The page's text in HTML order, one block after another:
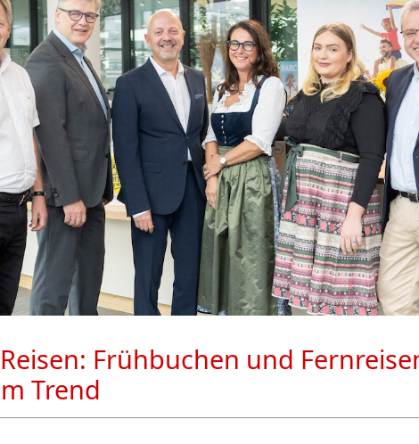
Reisen: Frühbuchen und
Trend